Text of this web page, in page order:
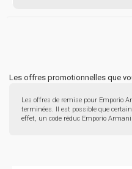
Les offres promotionnelles que
Les offres de remise pour Emporio
terminées. Il est possible que
effet, un code réduc Emporio